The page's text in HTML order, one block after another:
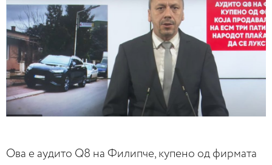
Ова е аудито Q8 на Филипче, купено од фирмата